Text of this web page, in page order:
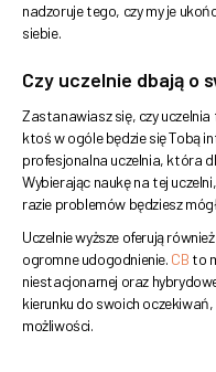
nadzoruje tego, czy my je
siebie.
Czy uczelnie dbają o
Zastanawiasz się, czy
ktoś w ogóle będzie się Tobą
profesjonalna uczelnia, która
Wybierając naukę na tej
razie problemów będziesz
Uczelnie wyższe oferują
ogromne udogodnienie. CB to
niestacjonarnej oraz
kierunku do swoich
możliwości.